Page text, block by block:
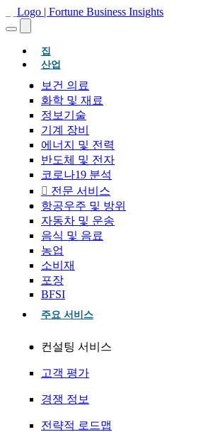
집(현재의)
산업
보건 의료
화학 및 재료
정보기술
기계 장비
에너지 및 전력
반도체 및 전자
코로나19 분석
전문 서비스
항공우주 및 방위
자동차 및 운송
음식 및 음료
농업
소비재
포장
BFSI
주요 서비스
컨설팅 서비스
고객 평가
경쟁 정보
전략적 로드맵